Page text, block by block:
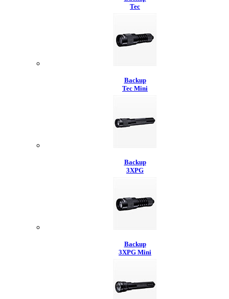
Tec
Backup
Tec Mini
Backup
3XPG
Backup
3XPG Mini